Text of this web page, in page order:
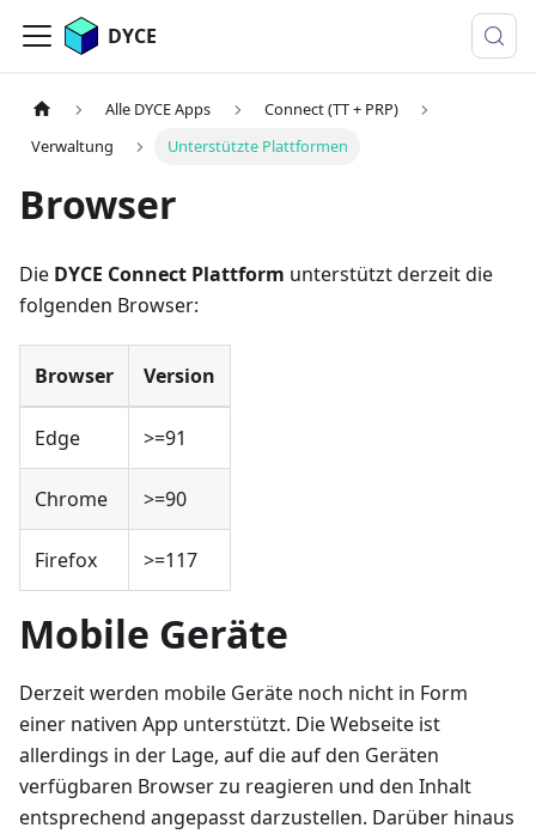
DYCE
Alle DYCE Apps
Connect (TT + PRP)
Verwaltung
Unterstützte Plattformen
Browser
Die DYCE Connect Plattform unterstützt derzeit die
folgenden Browser:
Browser Version
Edge >=91
Chrome >=90
Firefox >=117
Mobile Geräte
Derzeit werden mobile Geräte noch nicht in Form
einer nativen App unterstützt. Die Webseite ist
allerdings in der Lage, auf die auf den Geräten
verfügbaren Browser zu reagieren und den Inhalt
entsprechend angepasst darzustellen. Darüber hinaus